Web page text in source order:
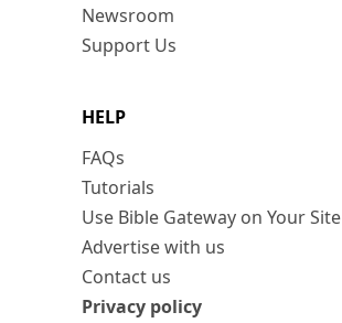
Newsroom
Support Us
HELP
FAQs
Tutorials
Use Bible Gateway on Your Site
Advertise with us
Contact us
Privacy policy